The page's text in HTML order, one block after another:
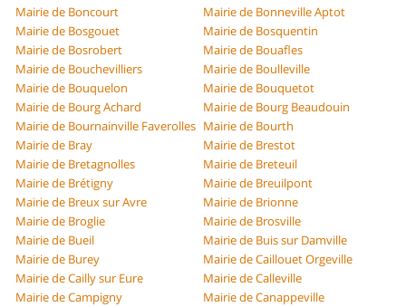
Mairie de Boncourt
Mairie de Bonneville Aptot
Mairie de Bosgouet
Mairie de Bosquentin
Mairie de Bosrobert
Mairie de Bouafles
Mairie de Bouchevilliers
Mairie de Boulleville
Mairie de Bouquelon
Mairie de Bouquetot
Mairie de Bourg Achard
Mairie de Bourg Beaudouin
Mairie de Bournainville Faverolles Mairie de Bourth
Mairie de Bray
Mairie de Brestot
Mairie de Bretagnolles
Mairie de Breteuil
Mairie de Brétigny
Mairie de Breuilpont
Mairie de Breux sur Avre
Mairie de Brionne
Mairie de Broglie
Mairie de Brosville
Mairie de Bueil
Mairie de Buis sur Damville
Mairie de Burey
Mairie de Caillouet Orgeville
Mairie de Cailly sur Eure
Mairie de Calleville
Mairie de Campigny
Mairie de Canappeville